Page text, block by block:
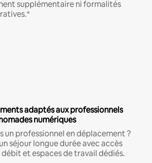
supplémentaire ni formalités
adaptés aux professionnels
numériques
un professionnel en déplacement ?
séjour longue durée avec accès
et espaces de travail dédiés.